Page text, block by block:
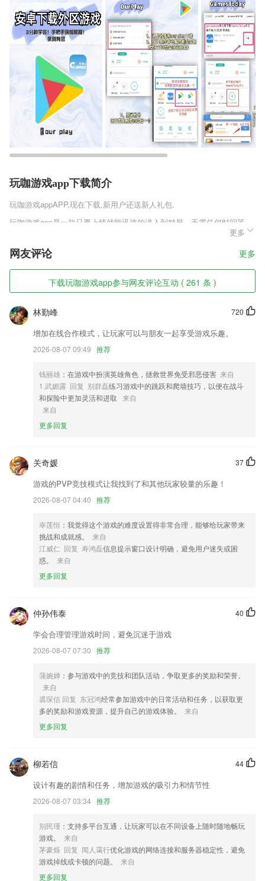
玩咖游戏app下载简介
玩咖游戏appAPP,现在下载,新用户还送新人礼包.
玩咖游戏app是一款只要上线就能迅速的进入到对局，无需任何时间等
待，上线就会有非常多不同的奖励，超多不同的活动等着你来选择进入其
中，整个游戏的操作非常的简单，运行也很流畅，这么优质的游戏你不来
感受下吗~
玩咖游戏app软件特色
1,效果
2,与家长在线进行沟通,打电话也是很方便的,随时与家长保持联系;
3,1)精美插图完整呈现，感受原滋原味的轻小说阅读体验
4,一键转发朋友圈视频
6,【教师资格证考试视频章节课】
玩咖游戏app软件优势
1.学习生活需求全方位满足
3.消息查询：通过系统提醒可以快速查询动态信息和消息；
4.全面讲解单元语法知识，语法精讲，提升解题能力。
5.早检测论文查重系统将平台上的这些英语论文转换中文，有精准的计算
6.让你轻松在线体验更多优质的学习服务功能
玩咖游戏app更新了什么?
更新打赏功能
修复销售业绩报表的BUG
修复登录时某些场景下闪退的问题
新增我的组织模块,优化ui
新增艺术滤镜！多款艺术滤镜，等你解锁。
联系我们
以上就是玩咖游戏app的介绍，如果您喜欢这款软件，您可以到应用商店
进行打分评论，说出您的使用经历，以帮助我们更好的对产品进行优化修
更多
网友评论 更多
下载玩咖游戏app参与网友评论互动 ( 261 条 )
720
林勤峰
增加在线合作模式，让玩家可以与朋友一起享受游戏乐趣。
2026-08-07 09:49 推荐
钱丽雄 ：在游戏中扮演英雄角色，拯救世界免受邪恶侵害 来自
1.武媚露 回复 别群磊练习游戏中的跳跃和爬墙技巧，以便在战斗
和探险中更加灵活和进取 来自
来自
更多回复
37
关奇媛
游戏的PVP竞技模式让我找到了和其他玩家较量的乐趣！
2026-08-07 04:40 推荐
幸莲恒 ：我觉得这个游戏的难度设置得非常合理，能够给玩家带来
挑战和成就感。
来自
江威仁 回复 寿鸿磊信息提示窗口设计明确，避免用户迷失或困
惑。
来自
更多回复
40
仲孙伟泰
学会合理管理游戏时间，避免沉迷于游戏
2026-08-07 07:30 推荐
蒲婉婵 ：参与游戏中的竞技和团队活动，争取更多的奖励和荣誉。
来自
裘琛信 回复 东冠鸿经常参加游戏中的日常活动和任务，以获取更
多的奖励和游戏资源，提升自己的游戏体验。
来自
更多回复
44
柳若信
设计有趣的剧情和任务，增加游戏的吸引力和情节性
2026-08-07 03:34 推荐
别民瑾 ：支持多平台互通，让玩家可以在不同设备上随时随地畅玩
游戏。
来自
茅豪烁 回复 闻人霭行优化游戏的网络连接和服务器稳定性，避免
游戏掉线或卡顿的问题。
来自
更多回复